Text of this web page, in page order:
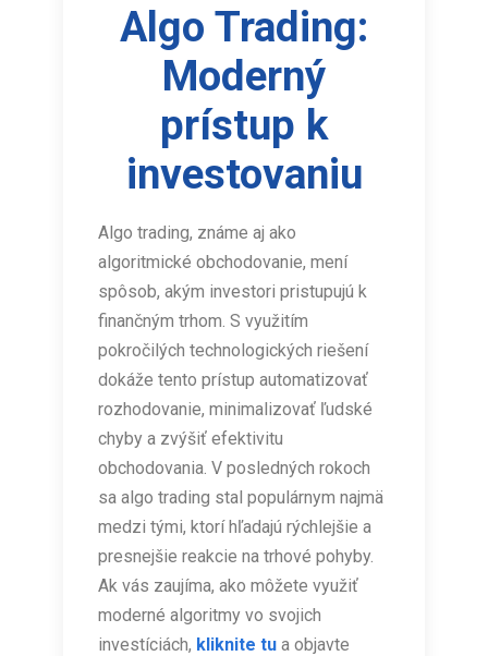
Algo Trading:
Moderný
prístup k
investovaniu
Algo trading, známe aj ako
algoritmické obchodovanie, mení
spôsob, akým investori pristupujú k
finančným trhom. S využitím
pokročilých technologických riešení
dokáže tento prístup automatizovať
rozhodovanie, minimalizovať ľudské
chyby a zvýšiť efektivitu
obchodovania. V posledných rokoch
sa algo trading stal populárnym najmä
medzi tými, ktorí hľadajú rýchlejšie a
presnejšie reakcie na trhové pohyby.
Ak vás zaujíma, ako môžete využiť
moderné algoritmy vo svojich
investíciách, kliknite tu a objavte